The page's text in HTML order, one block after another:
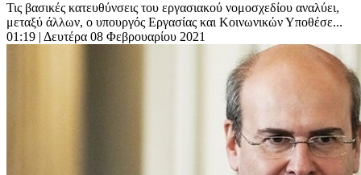
Τις βασικές κατευθύνσεις του εργασιακού νομοσχεδίου αναλύει,
μεταξύ άλλων, ο υπουργός Εργασίας και Κοινωνικών Υποθέσε...
01:19 | Δευτέρα 08 Φεβρουαρίου 2021